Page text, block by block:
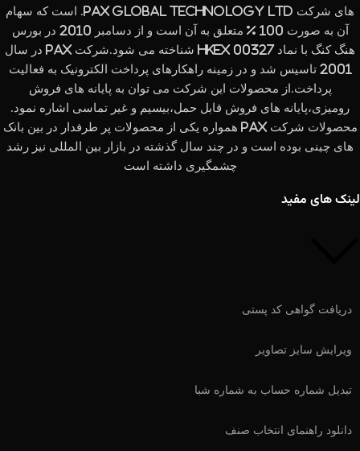
های شرکت PAX Global Technology Ltd. است که سهام
آن به صورت 100 % متعلق به آن است و از دسامبر 2010 در بورس
هنگ کنگ با نماد HKEx 00327 شناخته می شود.شرکت PAX در سال
2001 تاسیس شد و در زمینه راهکارهای پرداخت الکترونیک به فعالیت
پرداخت.از محصولات این شرکت می توان به پایانه های فروش
رومیزی،پایانه های فروش قابل حمل،بیسیم و غیر تماسی اشاره نمود.
محصولات شرکت PAX همواره یکی از محصولات پر طرفدار در بین بانک
های چینی بوده است و در چند سال گذشته در بازار بین المللی نیز رشد
چشمگیری داشته است
لینک های مفید
دریافت گواهی کد پستی
ویرایش سایز تصاویر
تبدیل شماره حساب به شماره شبا
دانلود راهنمای انتخاب صنف